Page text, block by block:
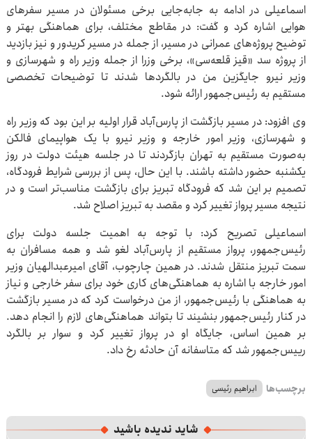
اسماعیلی در ادامه به جابه‌جایی برخی مسئولان در مسیر سفرهای
هوایی اشاره کرد و گفت: در مقاطع مختلف، برای هماهنگی بهتر و
توضیح پروژه‌های عمرانی در مسیر، از جمله در مسیر کریدور و نیز بازدید
از پروژه سد «قیز قلعه‌سی»، برخی وزرا از جمله وزیر راه و شهرسازی و
وزیر نیرو جایگزین من در بالگردها شدند تا توضیحات تخصصی
مستقیم به رئیس‌جمهور ارائه شود.
وی افزود: در مسیر بازگشت از پارس‌آباد قرار اولیه بر این بود که وزیر راه
و شهرسازی، وزیر امور خارجه و وزیر نیرو با یک هواپیمای فالکن
به‌صورت مستقیم به تهران بازگردند تا در جلسه هیئت دولت در روز
یکشنبه حضور داشته باشند. با این حال، پس از بررسی شرایط فرودگاه،
تصمیم بر این شد که فرودگاه تبریز برای بازگشت مناسب‌تر است و در
نتیجه مسیر پرواز تغییر کرد و مقصد به تبریز اصلاح شد.
اسماعیلی تصریح کرد: با توجه به اهمیت جلسه دولت برای
رئیس‌جمهور، پرواز مستقیم از پارس‌آباد لغو شد و همه مسافران به
سمت تبریز منتقل شدند. در همین چارچوب، آقای امیرعبدالهیان وزیر
امور خارجه با اشاره به هماهنگی‌های کاری خود برای سفر خارجی و نیاز
به هماهنگی با رئیس‌جمهور، از من درخواست کرد که در مسیر بازگشت
در کنار رئیس‌جمهور بنشیند تا بتواند هماهنگی‌های لازم را انجام دهد.
بر همین اساس، جایگاه او در پرواز تغییر کرد و سوار بر بالگرد
رییس‌جمهور شد که متاسفانه آن حادثه رخ داد.
برچسب‌ها ابراهیم رئیسی
شاید ندیده باشید